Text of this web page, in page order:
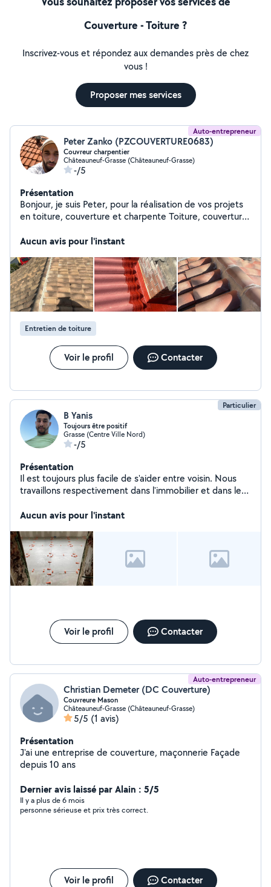
Couverture - Toiture ?
Inscrivez-vous et répondez aux demandes près de chez
vous !
Proposer mes services
Auto-entrepreneur
Peter Zanko (PZCOUVERTURE0683)
Couvreur charpentier
Châteauneuf-Grasse (Châteauneuf-Grasse)
-/5
Présentation
Bonjour, je suis Peter, pour la réalisation de vos projets
en toiture, couverture et charpente Toiture, couverture,
vérification de toiture, étanchéité
Aucun avis pour l'instant
Entretien de toiture
Voir le profil Contacter
Particulier
B Yanis
Toujours être positif
Grasse (Centre Ville Nord)
-/5
Présentation
Il est toujours plus facile de s'aider entre voisin. Nous
travaillons respectivement dans l'immobilier et dans le
Aucun avis pour l'instant
Voir le profil Contacter
Auto-entrepreneur
Christian Demeter (DC Couverture)
Couvreure Mason
Châteauneuf-Grasse (Châteauneuf-Grasse)
5/5 (1 avis)
Présentation
J'ai une entreprise de couverture, maçonnerie Façade
depuis 10 ans
Dernier avis laissé par Alain : 5/5
Il y a plus de 6 mois
personne sérieuse et prix très correct.
Voir le profil Contacter